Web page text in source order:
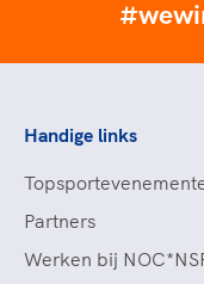
Handige links
Partners
Werken bij